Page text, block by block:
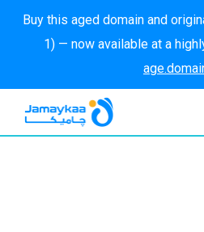
Buy this aged domain and
1) — now available at a